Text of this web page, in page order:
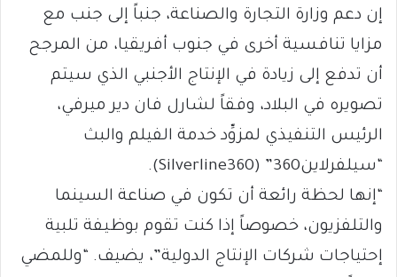
إن دعم وزارة التجارة والصناعة، جنباً إلى جنب مع
مزايا تنافسية أخرى في جنوب أفريقيا، من المرجح
أن تدفع إلى زيادة في الإنتاج الأجنبي الذي سيتم
تصويره في البلاد، وفقاً لشارل فان دير ميرفي،
الرئيس التنفيذي لمزوِّد خدمة الفيلم والبث
“سيلفرلاين360” (Silverline360).
“إنها لحظة رائعة أن تكون في صناعة السينما
والتلفزيون، خصوصاً إذا كنت تقوم بوظيفة تلبية
إحتياجات شركات الإنتاج الدولية”، يضيف. “وللمضي